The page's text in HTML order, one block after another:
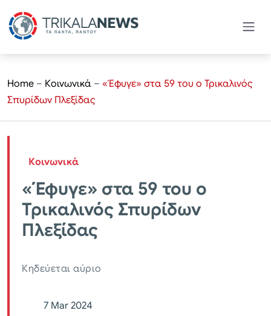
Home – Κοινωνικά – «Έφυγε» στα 59 του ο Τρικαλινός
Σπυρίδων Πλεξίδας
Κοινωνικά
«Έφυγε» στα 59 του ο
Τρικαλινός Σπυρίδων
Πλεξίδας
Κηδεύεται αύριο
7 Mar 2024